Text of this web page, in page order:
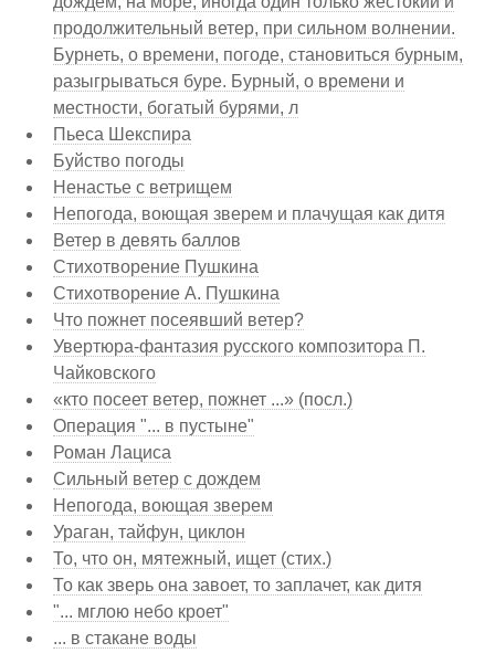
продолжительный ветер, при сильном волнении.
Бурнеть, о времени, погоде, становиться бурным,
разыгрываться буре. Бурный, о времени и
местности, богатый бурями, л
Пьеса Шекспира
Буйство погоды
Ненастье с ветрищем
Непогода, воющая зверем и плачущая как дитя
Ветер в девять баллов
Стихотворение Пушкина
Стихотворение А. Пушкина
Что пожнет посеявший ветер?
Увертюра-фантазия русского композитора П.
Чайковского
«кто посеет ветер, пожнет ...» (посл.)
Операция "... в пустыне"
Роман Лациса
Сильный ветер с дождем
Непогода, воющая зверем
Ураган, тайфун, циклон
То, что он, мятежный, ищет (стих.)
То как зверь она завоет, то заплачет, как дитя
"... мглою небо кроет"
... в стакане воды